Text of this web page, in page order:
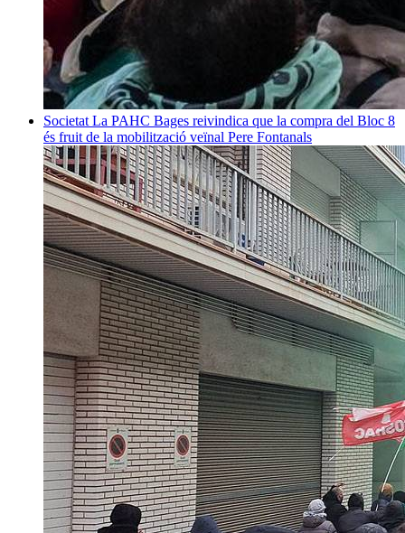
Societat La PAHC Bages reivindica que la compra del Bloc 8
és fruit de la mobilització veïnal Pere Fontanals